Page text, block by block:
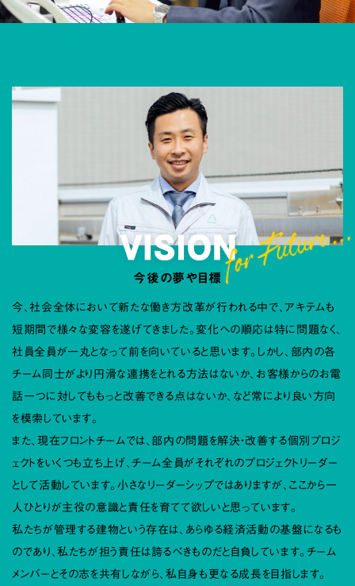
今後の夢や目標
今、社会全体において新たな働き方改革が行われる中で、アキテムも
短期間で様々な変容を遂げてきました。変化への順応は特に問題なく、
社員全員が一丸となって前を向いていると思います。しかし、部内の各
チーム同士がより円滑な連携をとれる方法はないか、お客様からのお電
話一つに対してももっと改善できる点はないか、など常により良い方向
を模索しています。
また、現在フロントチームでは、部内の問題を解決・改善する個別プロジ
ェクトをいくつも立ち上げ、チーム全員がそれぞれのプロジェクトリーダー
として活動しています。小さなリーダーシップではありますが、ここから一
人ひとりが主役の意識と責任を育てて欲しいと思っています。
私たちが管理する建物という存在は、あらゆる経済活動の基盤になるも
のであり、私たちが担う責任は誇るべきものだと自負しています。チーム
メンバーとその志を共有しながら、私自身も更なる成長を目指します。